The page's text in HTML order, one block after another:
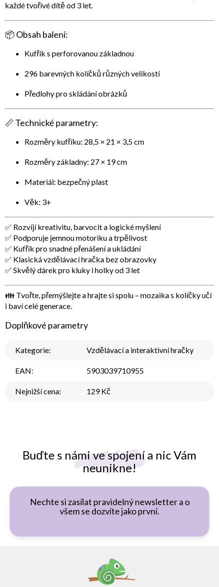
Buďte s námi ve spojení a nic Vám
neunikne!
Nechte si zasílat pravidelný newsletter a o
všem se dozvíte jako první.
každé tvořivé dítě od 3 let.
📦 Obsah balení:
Kufřík s perforovanou základnou
296 barevných kolíčků různých velikostí
Předlohy pro skládání obrázků
📏 Technické parametry:
Rozměry kufříku: 28,5 × 21 × 3,5 cm
Rozměry základny: 27 × 19 cm
Materiál: bezpečný plast
Věk: 3+
✅ Rozvíjí kreativitu, barvocit a logické myšlení
✅ Podporuje jemnou motoriku a trpělivost
✅ Kufřík pro snadné přenášení a ukládání
✅ Klasická vzdělávací hračka bez obrazovky
✅ Skvělý dárek pro kluky i holky od 3 let
👪 Tvořte, přemýšlejte a hrajte si spolu – mozaika s kolíčky učí
i baví celé generace.
Doplňkové parametry
Kategorie: Vzdělávací a interaktivní hračky
EAN: 5903039710955
Nejnižší cena: 129 Kč